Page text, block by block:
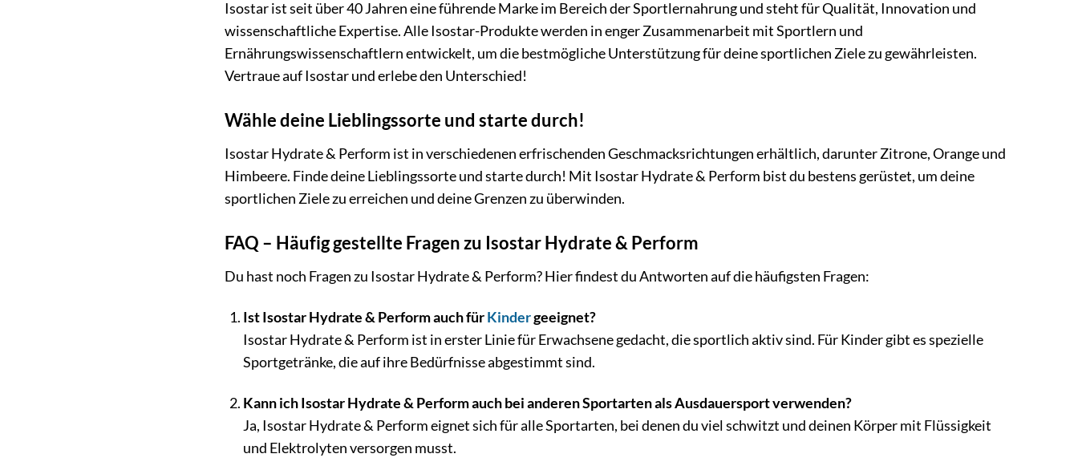
Isostar ist seit über 40 Jahren eine führende Marke im Bereich der Sportlernahrung und steht für Qualität, Innovation und
wissenschaftliche Expertise. Alle Isostar-Produkte werden in enger Zusammenarbeit mit Sportlern und
Ernährungswissenschaftlern entwickelt, um die bestmögliche Unterstützung für deine sportlichen Ziele zu gewährleisten.
Vertraue auf Isostar und erlebe den Unterschied!
Wähle deine Lieblingssorte und starte durch!
Isostar Hydrate & Perform ist in verschiedenen erfrischenden Geschmacksrichtungen erhältlich, darunter Zitrone, Orange und
Himbeere. Finde deine Lieblingssorte und starte durch! Mit Isostar Hydrate & Perform bist du bestens gerüstet, um deine
sportlichen Ziele zu erreichen und deine Grenzen zu überwinden.
FAQ – Häufig gestellte Fragen zu Isostar Hydrate & Perform
Du hast noch Fragen zu Isostar Hydrate & Perform? Hier findest du Antworten auf die häufigsten Fragen:
Ist Isostar Hydrate & Perform auch fürKindergeeignet?
Isostar Hydrate & Perform ist in erster Linie für Erwachsene gedacht, die sportlich aktiv sind. Für Kinder gibt es spezielle
Sportgetränke, die auf ihre Bedürfnisse abgestimmt sind.
Kann ich Isostar Hydrate & Perform auch bei anderen Sportarten als Ausdauersport verwenden?
Ja, Isostar Hydrate & Perform eignet sich für alle Sportarten, bei denen du viel schwitzt und deinen Körper mit Flüssigkeit
und Elektrolyten versorgen musst.